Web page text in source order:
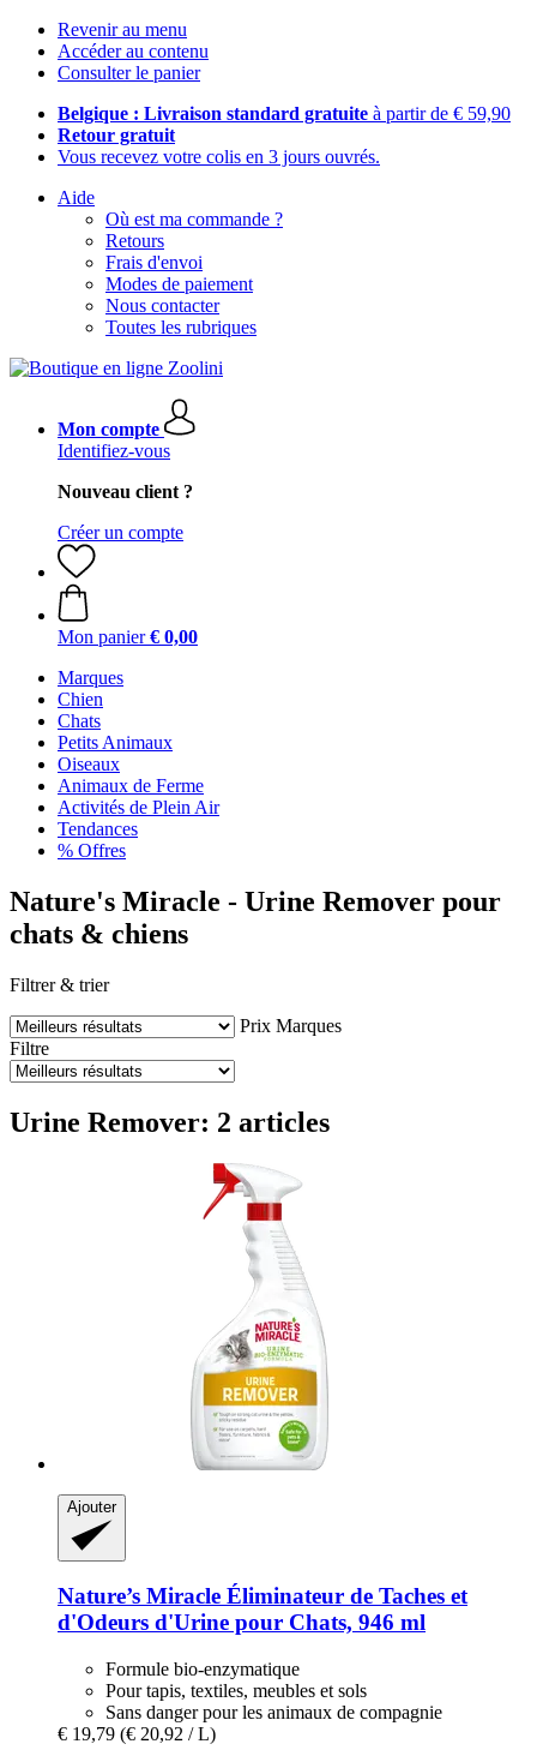
Revenir au menu
Accéder au contenu
Consulter le panier
Belgique : Livraison standard gratuite à partir de € 59,90
Retour gratuit
Vous recevez votre colis en 3 jours ouvrés.
Aide
Où est ma commande ?
Retours
Frais d'envoi
Modes de paiement
Nous contacter
Toutes les rubriques
Mon compte
Identifiez-vous
Nouveau client ?
Créer un compte
Mon panier € 0,00
Marques
Chien
Chats
Petits Animaux
Oiseaux
Animaux de Ferme
Activités de Plein Air
Tendances
% Offres
Nature's Miracle - Urine Remover pour
chats & chiens
Filtrer & trier
Prix Marques
Filtre
Urine Remover: 2 articles
Ajouter
Nature’s Miracle Éliminateur de Taches et
d'Odeurs d'Urine pour Chats, 946 ml
Formule bio-enzymatique
Pour tapis, textiles, meubles et sols
Sans danger pour les animaux de compagnie
€ 19,79 (€ 20,92 / L)